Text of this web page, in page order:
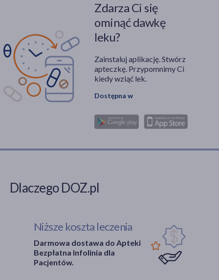
Zdarza Ci się
ominąć dawkę
leku?
Zainstaluj aplikację. Stwórz
apteczkę. Przypomnimy Ci
kiedy wziąć lek.
Dostępna w
Dlaczego DOZ.pl
Niższe koszta leczenia
Darmowa dostawa do Apteki
Bezpłatna Infolinia dla
Pacjentów.